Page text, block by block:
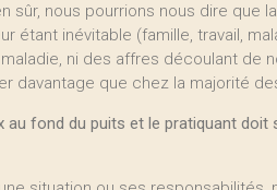
sûr, nous pourrions nous dire que
étant inévitable (famille, travail,
ni des affres découlant de
davantage que chez la majorité
fond du puits et le pratiquant